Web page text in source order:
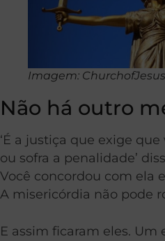
Imagem:
Não há outro
‘É a justiça que exige
ou sofra a penalidade’
Você concordou com ela
A misericórdia não pode
E assim ficaram eles. Um